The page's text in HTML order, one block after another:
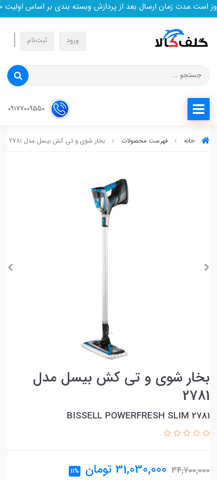
زمان ارسال بعد از پردازش وبسته بندی بر اساس اولیت
ورود ثبت‌نام
خانه فهرست محصولات بخار شوی و تی کش بیسل مدل 2781
بخار شوی و تی کش بیسل مدل
2781
BISSELL POWERFRESH SLIM 2781
34,700,000
31,030,000 تومان 11%